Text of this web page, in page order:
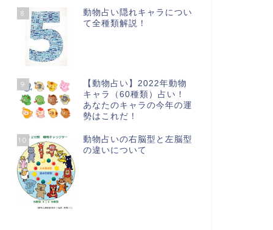
8
動物占い隠れキャラについ
て全種類解説！
9
【動物占い】2022年動物
キャラ（60種類）占い！
あなたのキャラの今年の運
勢はこれだ！
10
動物占いの右脳型と左脳型
の違いについて